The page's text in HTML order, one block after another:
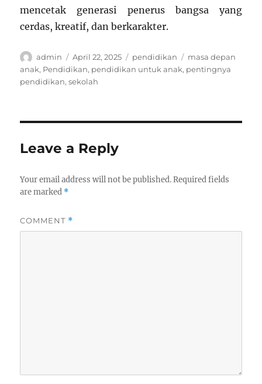
mencetak generasi penerus bangsa yang
cerdas, kreatif, dan berkarakter.
Author
admin
Posted
on
April 22, 2025 Categories
pendidikan Tags
masa depan
anak, Pendidikan, pendidikan untuk anak, pentingnya
pendidikan,sekolah
Leave a Reply
Your email address will not be published. Required fields
are marked *
COMMENT *